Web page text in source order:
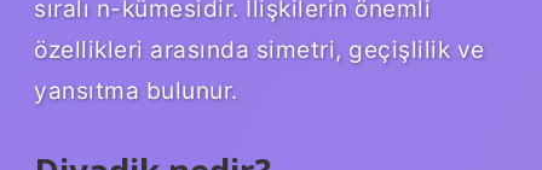
sıralı n-kümesidir. İlişkilerin önemli
özellikleri arasında simetri, geçişlilik ve
yansıtma bulunur.